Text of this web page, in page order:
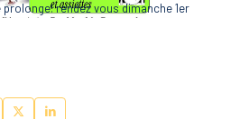
rendez vous dimanche 1er